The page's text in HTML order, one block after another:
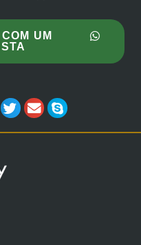
UM